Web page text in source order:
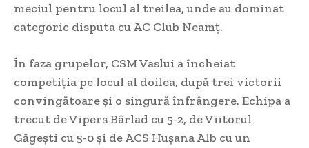
meciul pentru locul al treilea, unde au dominat
categoric disputa cu AC Club Neamț.
În faza grupelor, CSM Vaslui a încheiat
competiția pe locul al doilea, după trei victorii
convingătoare și o singură înfrângere. Echipa a
trecut de Vipers Bârlad cu 5-2, de Viitorul
Găgești cu 5-0 și de ACS Hușana Alb cu un